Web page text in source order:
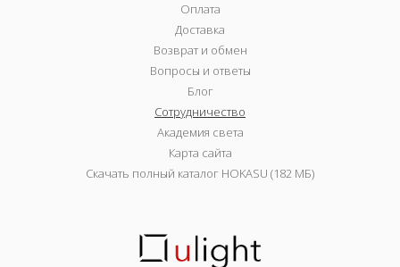
Оплата
Доставка
Возврат и обмен
Вопросы и ответы
Блог
Сотрудничество
Академия света
Карта сайта
Скачать полный каталог HOKASU (182 МБ)